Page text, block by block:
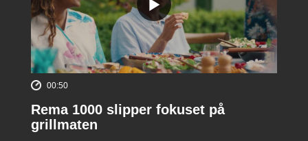
00:50
Rema 1000 slipper fokuset på
grillmaten